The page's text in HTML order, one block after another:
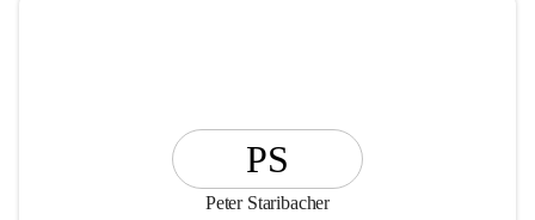
PS
Peter Staribacher